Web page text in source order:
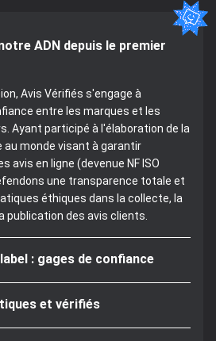
ADN depuis le premier
Avis Vérifiés s'engage à
entre les marques et les
Ayant participé à l'élaboration de la
au monde visant à garantir
avis en ligne (devenue NF ISO
une transparence totale et
éthiques dans la collecte, la
publication des avis clients.
: gages de confiance
et vérifiés